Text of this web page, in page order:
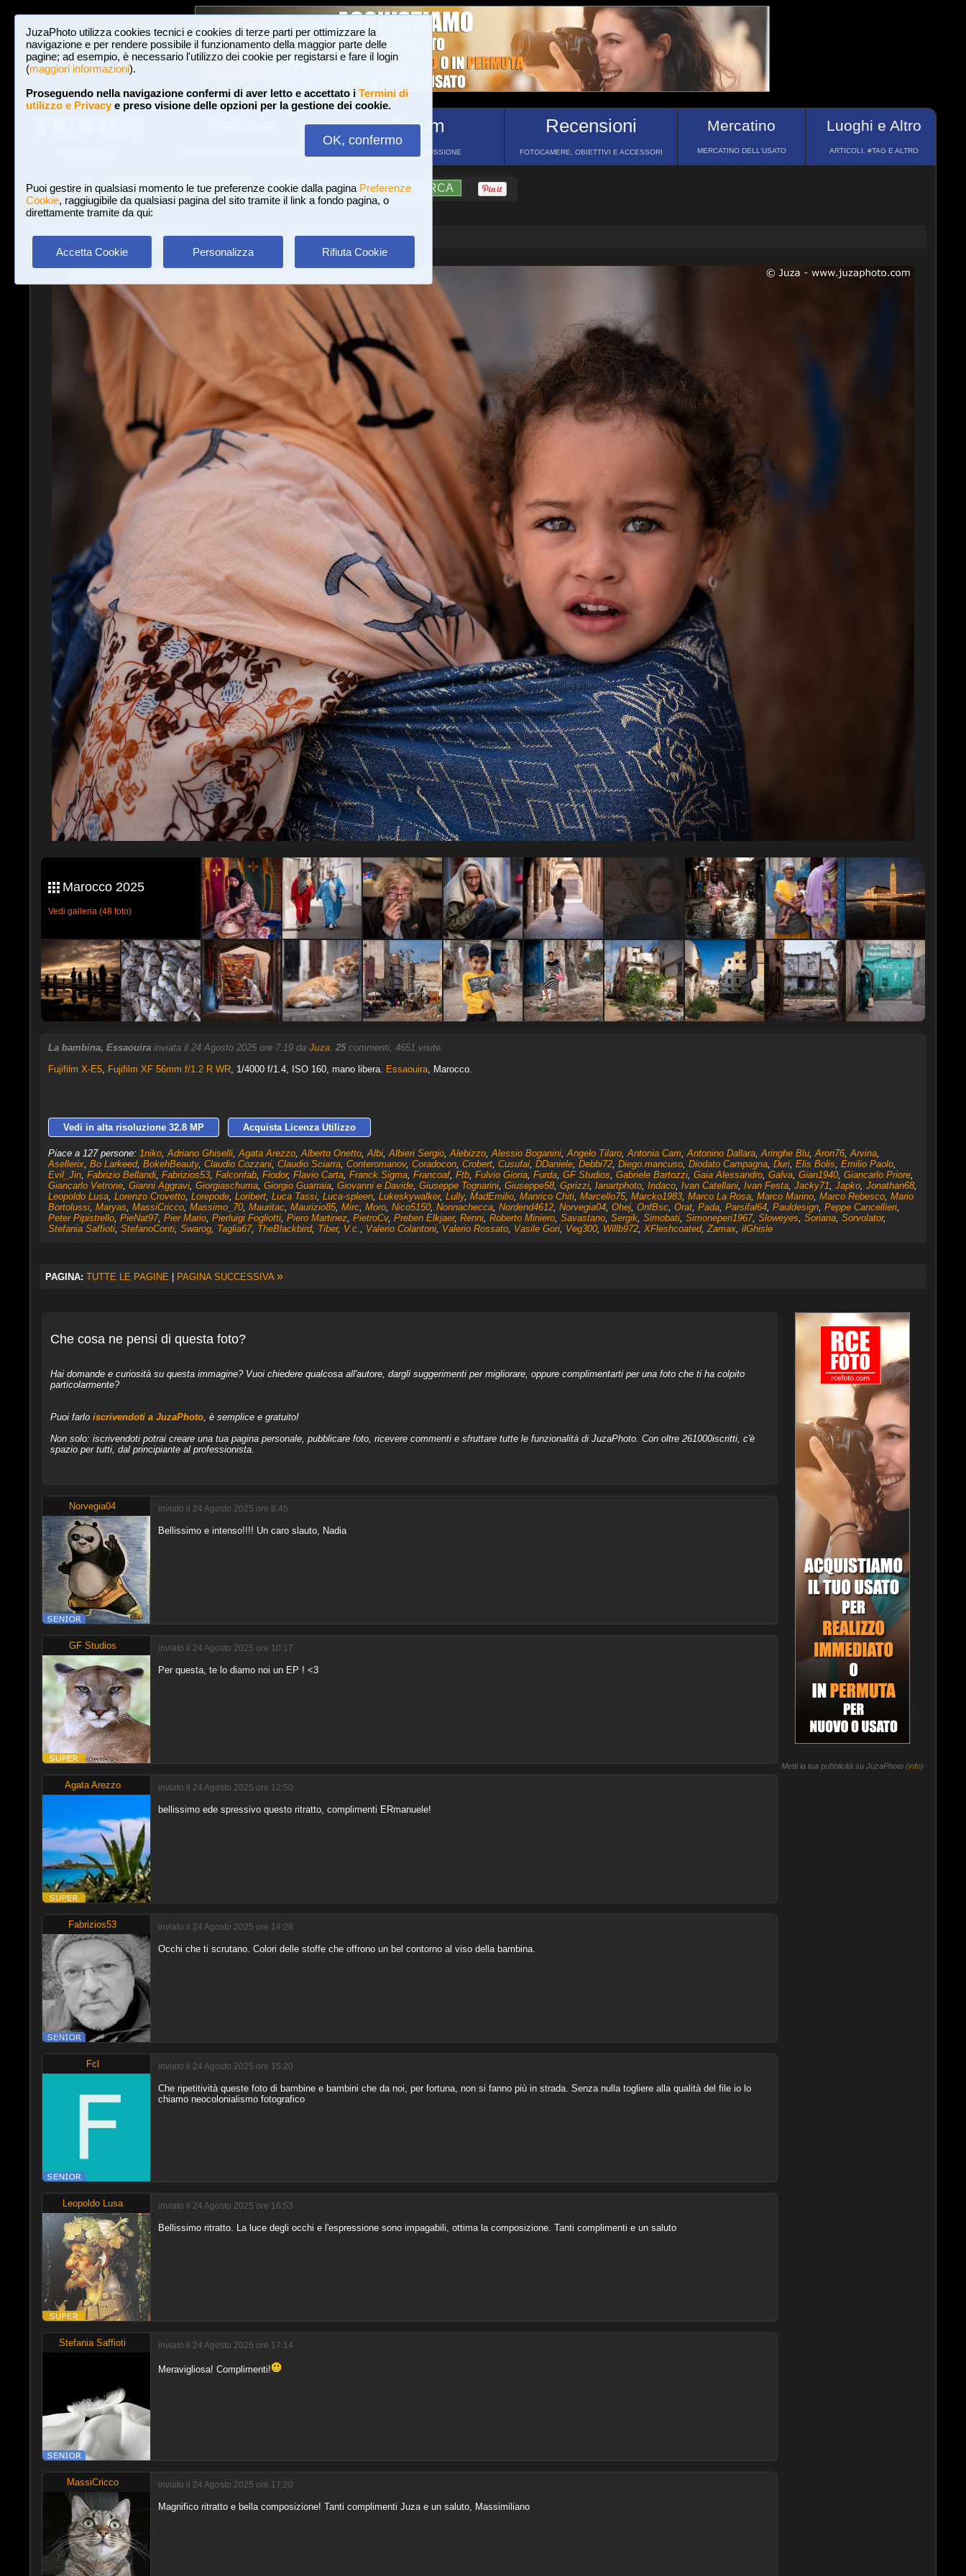
JuzaPhoto utilizza cookies tecnici e cookies di terze parti per ottimizzare la
navigazione e per rendere possibile il funzionamento della maggior parte delle
pagine; ad esempio, è necessario l'utilizzo dei cookie per registarsi e fare il login
(maggiori informazioni).
Proseguendo nella navigazione confermi di aver letto e accettato i Termini di
utilizzo e Privacye preso visione delle opzioni per la gestione dei cookie.
OK, confermo
Puoi gestire in qualsiasi momento le tue preferenze cookie dalla pagina Preferenze
Cookie, raggiugibile da qualsiasi pagina del sito tramite il link a fondo pagina, o
direttamente tramite da qui:
Accetta Cookie Personalizza Rifiuta Cookie
Forum
FORUM DI DISCUSSIONE
Recensioni
FOTOCAMERE, OBIETTIVI E ACCESSORI
Mercatino
MERCATINO DELL'USATO
Luoghi e Altro
ARTICOLI, #TAG E ALTRO
Login Iscriviti a JuzaPhoto! A A ?AIUTO RICERCA
Gallerie»Reportage di Viaggio» La bambina, Essaouira
Marocco 2025
Vedi galleria (48 foto)
La bambina, Essaouira inviata il 24 Agosto 2025 ore 7:19 da Juza. 25commenti, 4651 visite.
Fujifilm X-E5, Fujifilm XF 56mm f/1.2 R WR, 1/4000 f/1.4, ISO 160, mano libera. Essaouira, Marocco.
Vedi in alta risoluzione 32.8 MP Acquista Licenza Utilizzo
Piace a 127 persone: 1niko,Adriano Ghiselli,Agata Arezzo,Alberto Onetto,Albi,Albieri Sergio,Alebizzo,Alessio Boganini,Angelo Tilaro,Antonia Cam,Antonino Dallara,Aringhe Blu,Aron76,Arvina,
Asellerix, Bo Larkeed, BokehBeauty, Claudio Cozzani, Claudio Sciarra, Conteromanov, Coradocon, Crobert, Cusufai, DDaniele, Debbi72, Diego.mancuso, Diodato Campagna, Duri, Elis Bolis, Emilio Paolo,
Evil_Jin, Fabrizio Bellandi, Fabrizios53, Falconfab, Fiodor, Flavio Carta, Franck.Sigma, Francoaf, Ftb, Fulvio Gioria, Furda, GF Studios, Gabriele Bartozzi, Gaia Alessandro, Galva, Gian1940, Giancarlo Priore,
Giancarlo Vetrone, Gianni Aggravi, Giorgiaschuma, Giorgio Guarraia, Giovanni e Davide, Giuseppe Tognarini, Giuseppe58, Gprizzi, Ianartphoto, Indaco, Ivan Catellani, Ivan Festa, Jacky71, Japko, Jonathan68,
Leopoldo Lusa, Lorenzo Crovetto, Lorepode, Loribert, Luca Tassi, Luca-spleen, Lukeskywalker, Lully, MadEmilio, Manrico Chiti, Marcello75, Marcko1983, Marco La Rosa, Marco Marino, Marco Rebesco, Mario
Bortolussi, Maryas, MassiCricco, Massimo_70, Mauritac, Maurizio85, Mirc, Moro, Nico5150, Nonnachecca, Nordend4612, Norvegia04, Ohej, OnfBsc, Orat, Pada, Parsifal64, Pauldesign, Peppe Cancellieri,
Peter Pipistrello, PieNat97, Pier Mario, Pierluigi Fogliotti, Piero Martinez, PietroCv, Preben Elkjaer, Renni, Roberto Miniero, Savastano, Sergik, Simobati, Simoneperi1967, Sloweyes, Soriana, Sorvolator,
Stefania Saffioti, StefanoConti, Swarog, Taglia67, TheBlackbird, Tiber, V.c., Valerio Colantoni, Valerio Rossato, Vasile Gori, Veg300, Willb972, XFleshcoated,Zamax, ilGhisle
PAGINA: TUTTE LE PAGINE PAGINA SUCCESSIVA »
Che cosa ne pensi di questa foto?
Hai domande e curiosità su questa immagine? Vuoi chiedere qualcosa all'autore, dargli suggerimenti per migliorare, oppure complimentarti per una foto che ti ha colpito
particolarmente?
Puoi farlo iscrivendoti a JuzaPhoto, è semplice e gratuito!
Non solo: iscrivendoti potrai creare una tua pagina personale, pubblicare foto, ricevere commenti e sfruttare tutte le funzionalità di JuzaPhoto. Con oltre 261000iscritti, c'è
spazio per tutti, dal principiante al professionista.
Norvegia04 inviato il 24 Agosto 2025 ore 8:45
Bellissimo e intenso!!!! Un caro slauto, Nadia
GF Studios inviato il 24 Agosto 2025 ore 10:17
Per questa, te lo diamo noi un EP ! <3
Agata Arezzo inviato il 24 Agosto 2025 ore 12:50
bellissimo ede spressivo questo ritratto, complimenti ERmanuele!
Fabrizios53 inviato il 24 Agosto 2025 ore 14:28
Occhi che ti scrutano. Colori delle stoffe che offrono un bel contorno al viso della bambina.
Fcl inviato il 24 Agosto 2025 ore 15:20
Che ripetitività queste foto di bambine e bambini che da noi, per fortuna, non si fanno più in strada. Senza nulla togliere alla qualità del file io lo
chiamo neocolonialismo fotografico
Leopoldo Lusa inviato il 24 Agosto 2025 ore 16:53
Bellissimo ritratto. La luce degli occhi e l'espressione sono impagabili, ottima la composizione. Tanti complimenti e un saluto
Stefania Saffioti inviato il 24 Agosto 2025 ore 17:14
Meravigliosa! Complimenti!
MassiCricco inviato il 24 Agosto 2025 ore 17:20
Magnifico ritratto e bella composizione! Tanti complimenti Juza e un saluto, Massimiliano
Metti la tua pubblicità su JuzaPhoto (info)